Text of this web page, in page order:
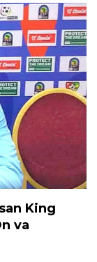
King
va